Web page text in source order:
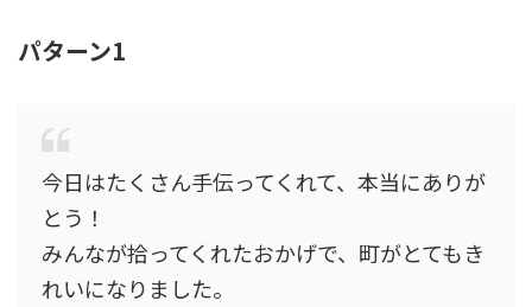
パターン1
今日はたくさん手伝ってくれて、本当にありが
とう！
みんなが拾ってくれたおかげで、町がとてもき
れいになりました。